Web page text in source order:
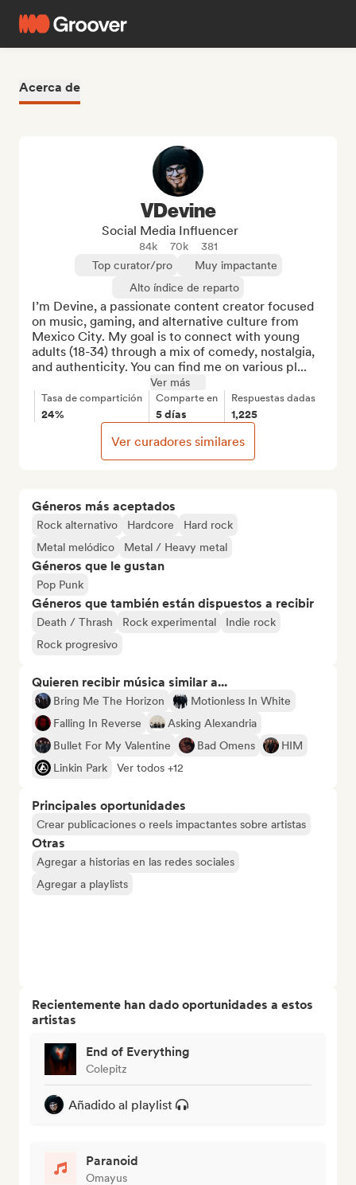
Acerca de
Géneros más aceptados
Rock alternativo Hardcore
Hard rock
Metal melódico
Metal / Heavy metal
Géneros que le gustan
Pop Punk
Géneros que también están dispuestos a recibir
Death / Thrash Rock experimental
Indie rock
Rock progresivo
Quieren recibir música similar a...
Bring Me The Horizon
Motionless In White
Falling In Reverse
Asking Alexandria
Bullet For My Valentine
Bad Omens
HIM
Linkin Park
Ver todos +12
Principales oportunidades
Crear publicaciones o reels impactantes sobre artistas
Otras
Agregar a historias en las redes sociales
Agregar a playlists
Recientemente han dado oportunidades a estos
artistas
End of Everything
Colepitz
Añadido al playlist
Paranoid
Omayus
VDevine
Social Media Influencer
84k 70k
381
Top curator/pro
Muy impactante
Alto índice de reparto
I’m Devine, a passionate content creator focused
on music, gaming, and alternative culture from
Mexico City. My goal is to connect with young
adults (18-34) through a mix of comedy, nostalgia,
and authenticity. You can find me on various pl...
Ver más
Tasa de compartición
24%
Comparte en
5 días
Respuestas dadas
1,225
Ver curadores similares